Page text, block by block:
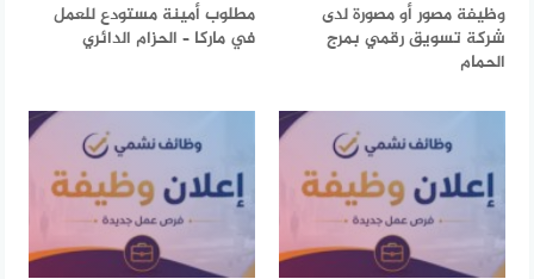
وظيفة مصور أو مصورة لدى
شركة تسويق رقمي بمرج
الحمام
مطلوب أمينة مستودع للعمل
في ماركا – الحزام الدائري